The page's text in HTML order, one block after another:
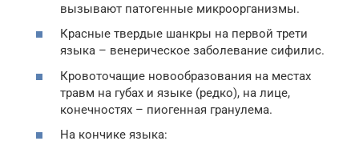
вызывают патогенные микроорганизмы.
Красные твердые шанкры на первой трети
языка – венерическое заболевание сифилис.
Кровоточащие новообразования на местах
травм на губах и языке (редко), на лице,
конечностях – пиогенная гранулема.
На кончике языка: